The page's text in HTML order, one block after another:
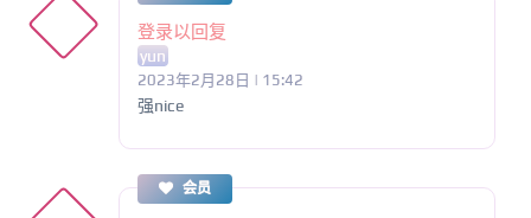
登录以回复
yun
2023年2月28日 | 15:42
强nice
会员